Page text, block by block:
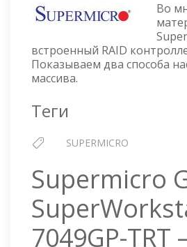
Во
встроенный RAID
Показываем два способа
массива.
Теги
SUPERMICRO
Supermicro
7049GP-TRT